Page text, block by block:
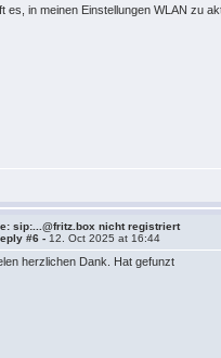
es, in meinen Einstellungen WLAN zu
sip:...@fritz.box nicht registriert
#6 - 12. Oct 2025 at 16:44
herzlichen Dank. Hat gefunzt